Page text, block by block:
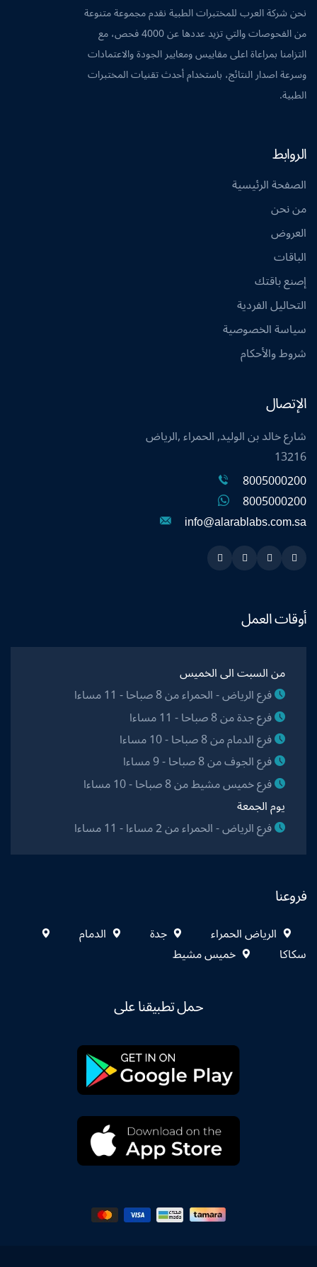
نحن شركة العرب للمختبرات الطبية نقدم مجموعة متنوعة
من الفحوصات والتي تزيد عددها عن 4000 فحص، مع
التزامنا بمراعاة اعلى مقاييس ومعايير الجودة والاعتمادات
وسرعة اصدار النتائج، باستخدام أحدث تقنيات المختبرات
الطبية.
الروابط
الصفحة الرئيسية
من نحن
العروض
الباقات
إصنع باقتك
التحاليل الفردية
سياسة الخصوصية
شروط والأحكام
الإتصال
شارع خالد بن الوليد, الحمراء ,الرياض
13216
8005000200
8005000200
info@alarablabs.com.sa
Snapchat
Twitter
Linkedin
Instagram
أوقات العمل
من السبت الى الخميس
فرع الرياض - الحمراء من 8 صباحا - 11 مساءا
فرع جدة من 8 صباحا - 11 مساءا
فرع الدمام من 8 صباحا - 10 مساءا
فرع الجوف من 8 صباحا - 9 مساءا
فرع خميس مشيط من 8 صباحا - 10 مساءا
يوم الجمعة
فرع الرياض - الحمراء من 2 مساءا - 11 مساءا
فروعنا
الرياض الحمراء جدة
الدمام
سكاكا
خميس مشيط
حمل تطبيقنا على